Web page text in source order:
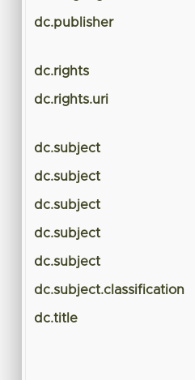
dc.publisher
dc.rights
dc.rights.uri
dc.subject
dc.subject
dc.subject
dc.subject
dc.subject
dc.subject.classification
dc.title